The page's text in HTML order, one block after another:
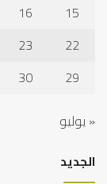
15
16
22
23
29
30
« يوليو
الجديد